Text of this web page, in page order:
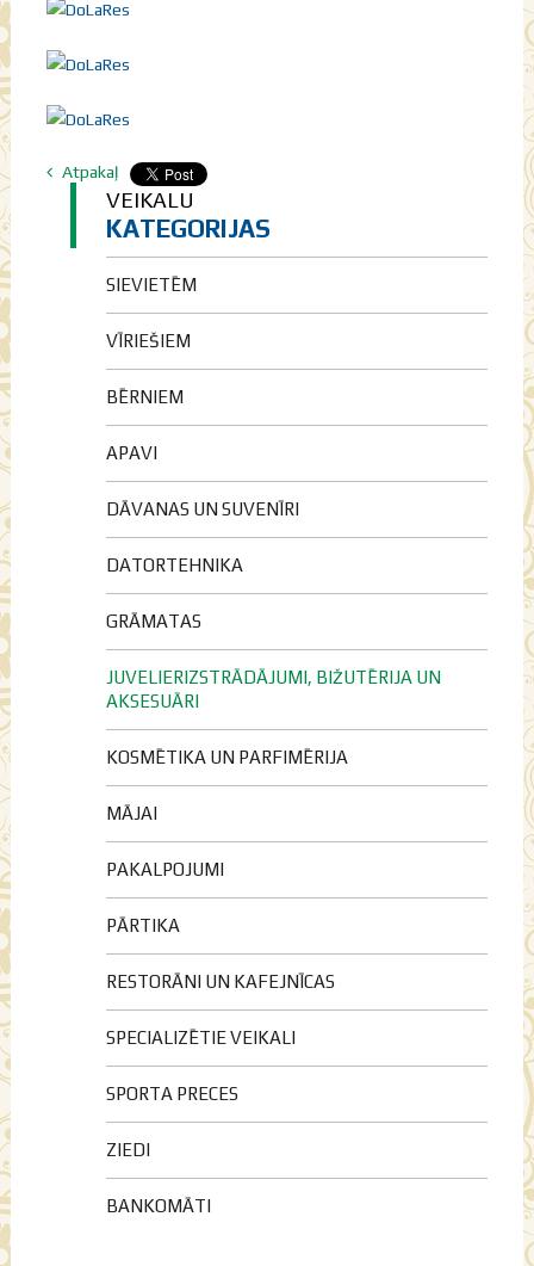
Atpakaļ
VEIKALU
KATEGORIJAS
SIEVIETĒM
VĪRIEŠIEM
BĒRNIEM
APAVI
DĀVANAS UN SUVENĪRI
DATORTEHNIKA
GRĀMATAS
JUVELIERIZSTRĀDĀJUMI, BIŽUTĒRIJA UN
AKSESUĀRI
KOSMĒTIKA UN PARFIMĒRIJA
MĀJAI
PAKALPOJUMI
PĀRTIKA
RESTORĀNI UN KAFEJNĪCAS
SPECIALIZĒTIE VEIKALI
SPORTA PRECES
ZIEDI
BANKOMĀTI